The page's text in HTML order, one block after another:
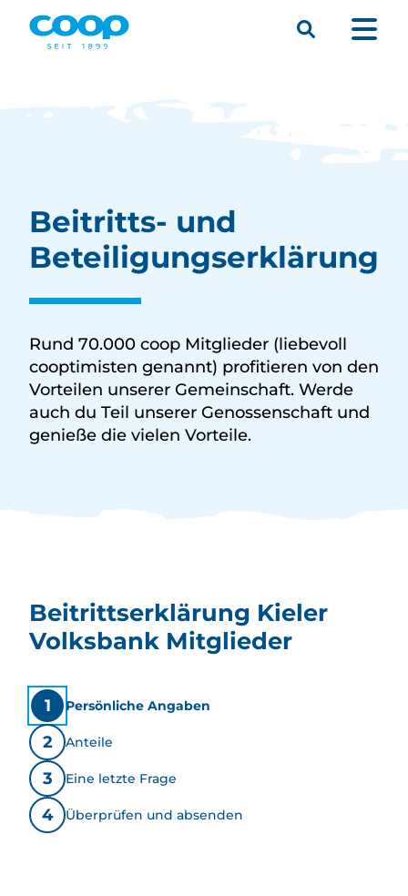
Menü
Suche
Beitritts- und
Beteiligungs­erklärung
Rund 70.000 coop Mitglieder (liebevoll
cooptimisten genannt) profitieren von den
Vorteilen unserer Gemeinschaft. Werde
auch du Teil unserer Genossenschaft und
genieße die vielen Vorteile.
Beitrittserklärung Kieler
Volksbank Mitglieder
Persönliche Angaben
Anteile
Eine letzte Frage
Überprüfen und absenden